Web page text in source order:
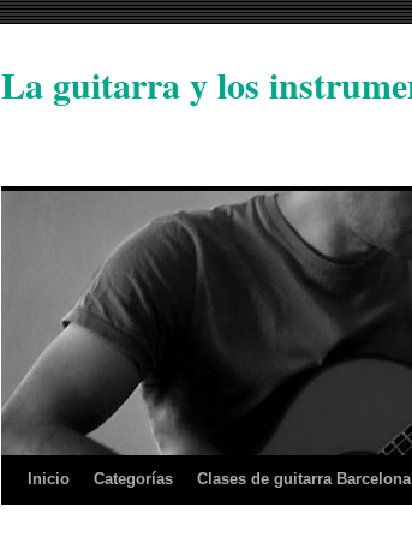
La guitarra y los
Inicio Categorías Clases de guitarra Barcelona